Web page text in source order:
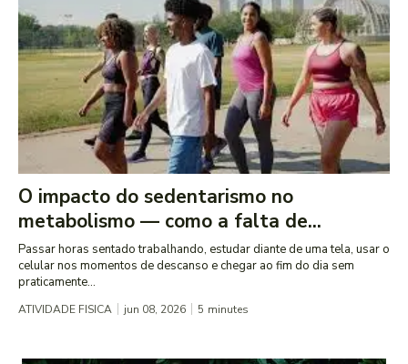
O impacto do sedentarismo no
metabolismo — como a falta de...
Passar horas sentado trabalhando, estudar diante de uma tela, usar o
celular nos momentos de descanso e chegar ao fim do dia sem
praticamente...
ATIVIDADE FISICA jun 08, 2026 5 minutes